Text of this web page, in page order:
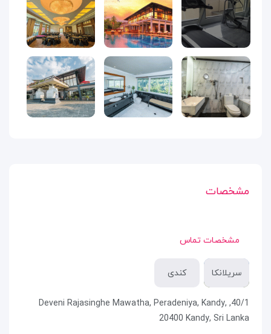
مشخصات
مشخصات تماس
سریلانکا کندی
40/1, Deveni Rajasinghe Mawatha, Peradeniya, Kandy,
20400 Kandy, Sri Lanka